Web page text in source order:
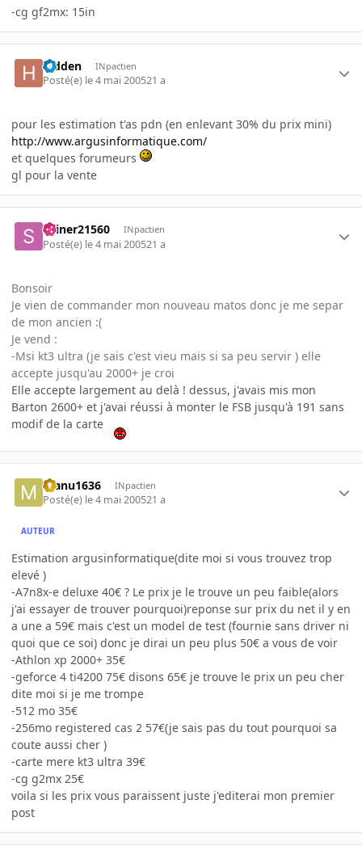
-cg gf2mx: 15in
hidden INpactien
Posté(e) le 4 mai 200521 a
pour les estimation t'as pdn (en enlevant 30% du prix mini)
http://www.argusinformatique.com/
et quelques forumeurs
gl pour la vente
skiner21560 INpactien
Posté(e) le 4 mai 200521 a
Bonsoir
Je vien de commander mon nouveau matos donc je me separ
de mon ancien :(
Je vend :
-Msi kt3 ultra (je sais c'est vieu mais si sa peu servir ) elle
accepte jusqu'au 2000+ je croi
Elle accepte largement au delà ! dessus, j'avais mis mon
Barton 2600+ et j'avai réussi à monter le FSB jusqu'à 191 sans
modif de la carte
manu1636 INpactien
Posté(e) le 4 mai 200521 a
AUTEUR
Estimation argusinformatique(dite moi si vous trouvez trop
elevé )
-A7n8x-e deluxe 40€ ? Le prix je le trouve un peu faible(alors
j'ai essayer de trouver pourquoi)reponse sur prix du net il y en
a une a 59€ mais c'est un model de test (fournie sans driver ni
quoi que ce soi) donc je dirai un peu plus 50€ a vous de voir
-Athlon xp 2000+ 35€
-geforce 4 ti4200 75€ disons 65€ je trouve le prix un peu cher
dite moi si je me trompe
-512 mo 35€
-256mo registered cas 2 57€(je sais pas du tout pourquoi sa
coute aussi cher )
-carte mere kt3 ultra 39€
-cg g2mx 25€
voila si les prix vous paraissent juste j'editerai mon premier
post